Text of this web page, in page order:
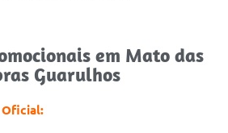
em Mato das
Guarulhos
Oficial: